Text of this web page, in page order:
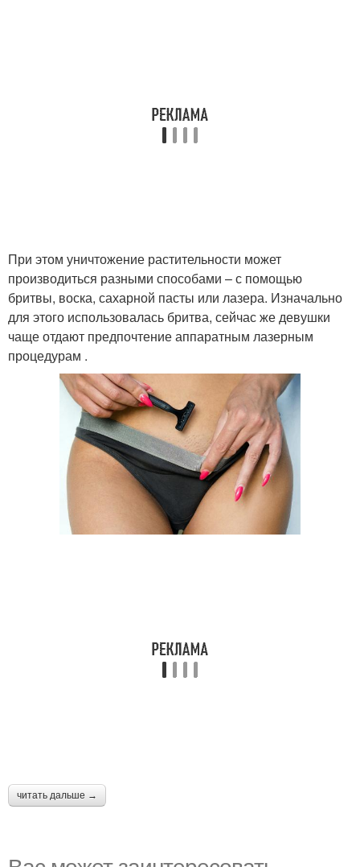
При этом уничтожение растительности может
производиться разными способами – с помощью
бритвы, воска, сахарной пасты или лазера. Изначально
для этого использовалась бритва, сейчас же девушки
чаще отдают предпочтение аппаратным лазерным
процедурам .
читать дальше →